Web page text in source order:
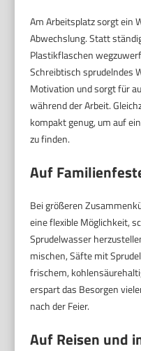
Am Arbeitsplatz sorgt ein
Abwechslung. Statt
Plastikflaschen
Schreibtisch sprudelndes
Motivation und sorgt für
während der Arbeit.
kompakt genug, um auf
zu finden.
Auf
Bei größeren
eine flexible Möglichkeit,
Sprudelwasser
mischen, Säfte mit
frischem,
erspart das Besorgen
nach der Feier.
Auf Reisen und